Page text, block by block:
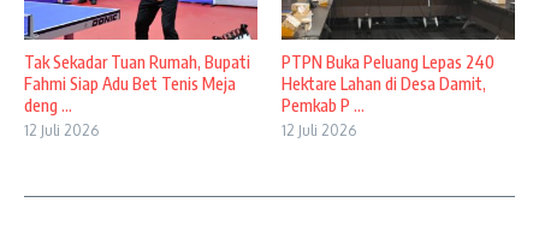
Tak Sekadar Tuan Rumah, Bupati
Fahmi Siap Adu Bet Tenis Meja
deng ...
12 Juli 2026
PTPN Buka Peluang Lepas 240
Hektare Lahan di Desa Damit,
Pemkab P ...
12 Juli 2026